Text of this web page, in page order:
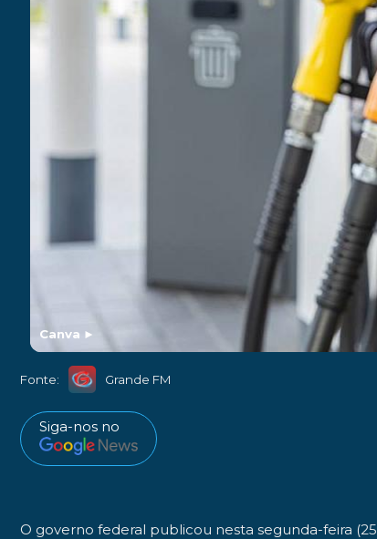
Canva ►
Fonte: Grande FM
Siga-nos no
O governo federal publicou nesta segunda-feira